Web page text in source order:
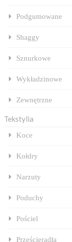
Podgumowane
Shaggy
Sznurkowe
Wykładzinowe
Zewnętrzne
Tekstylia
Koce
Kołdry
Narzuty
Poduchy
Pościel
Prześcieradła